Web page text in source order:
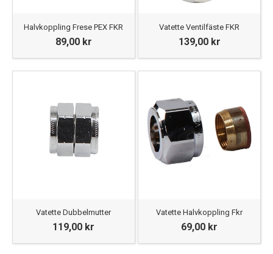
Halvkoppling Frese PEX FKR
89,00 kr
Vatette Ventilfäste FKR
139,00 kr
Vatette Dubbelmutter
119,00 kr
Vatette Halvkoppling Fkr
69,00 kr